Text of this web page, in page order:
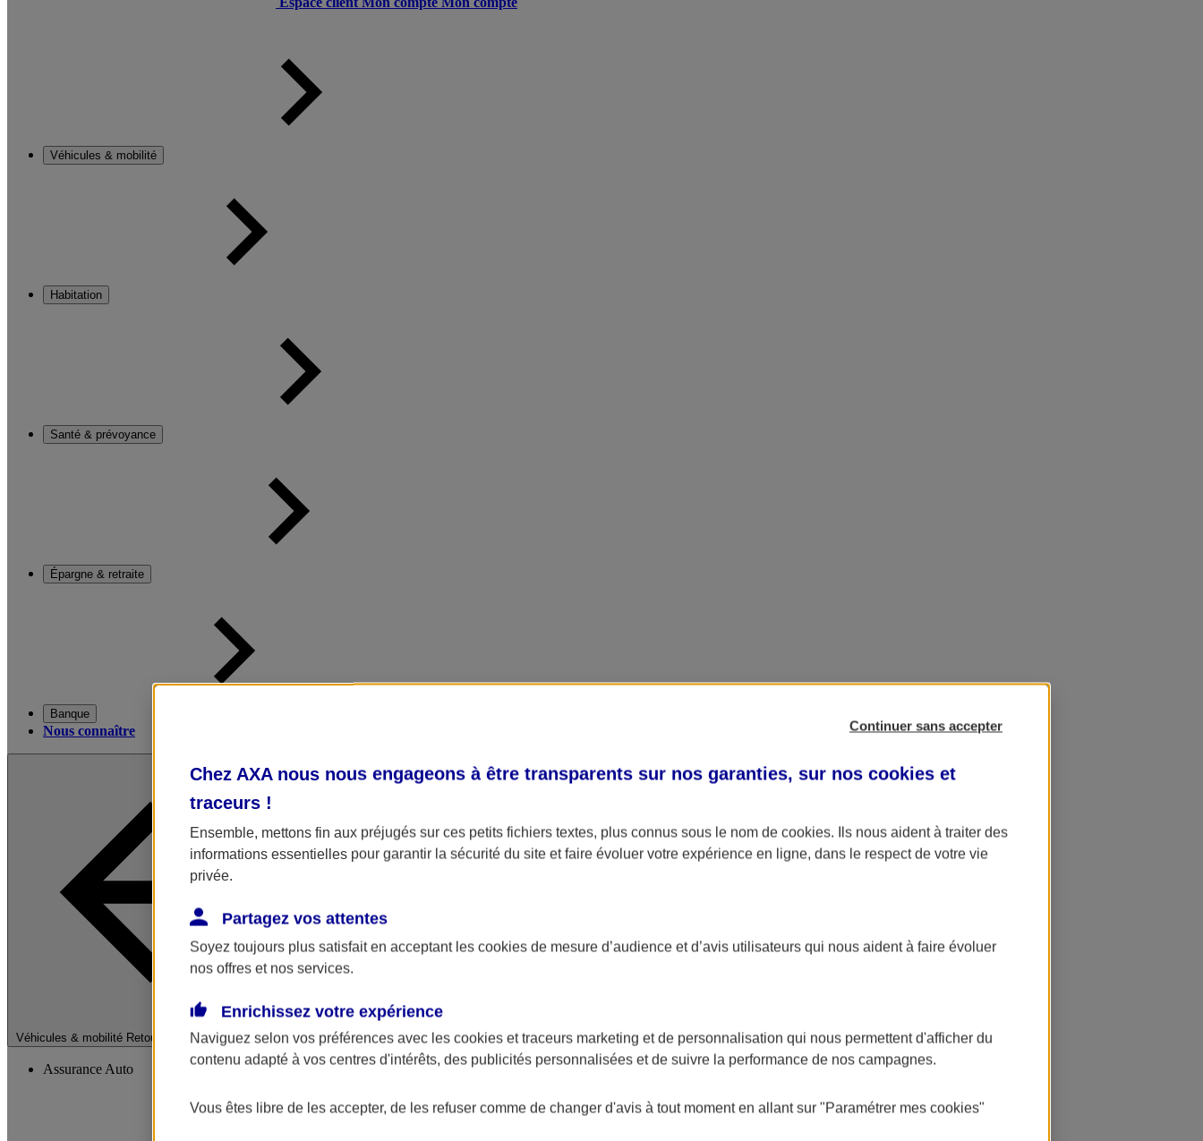
Véhicules & mobilité
Habitation
Santé & prévoyance
Épargne & retraite
Banque
Nous connaître
Véhicules & mobilité Retour à la section précédente
Fermer le menu principal
Assurance Auto
Continuer sans accepter
Chez AXA nous nous engageons à être transparents sur nos garanties, sur nos cookies et
traceurs !
Ensemble, mettons fin aux préjugés sur ces petits fichiers textes, plus connus sous le nom de cookies. Ils nous aident à traiter des
informations essentielles pour garantir la sécurité du site et faire évoluer votre expérience en ligne, dans le respect de votre vie
privée.
Partagez vos attentes
Soyez toujours plus satisfait en acceptant les cookies de mesure d’audience et d’avis utilisateurs qui nous aident à faire évoluer
nos offres et nos services.
Enrichissez votre expérience
Naviguez selon vos préférences avec les cookies et traceurs marketing et de personnalisation qui nous permettent d'afficher du
contenu adapté à vos centres d'intérêts, des publicités personnalisées et de suivre la performance de nos campagnes.
Vous êtes libre de les accepter, de les refuser comme de changer d'avis à tout moment en allant sur "Paramétrer mes cookies"